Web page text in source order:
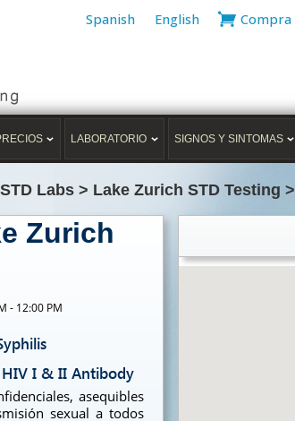
Spanish English Compra
LABORATORIO SIGNOS Y SINTOMAS
Labs > Lake Zurich STD Testing >
Zurich
- 12:00 PM
HIV I & II Antibody
asequibles
sexual a todos